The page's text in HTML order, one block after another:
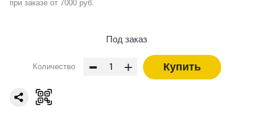
при заказе от 7000 руб.
Под заказ
Количество - + Купить